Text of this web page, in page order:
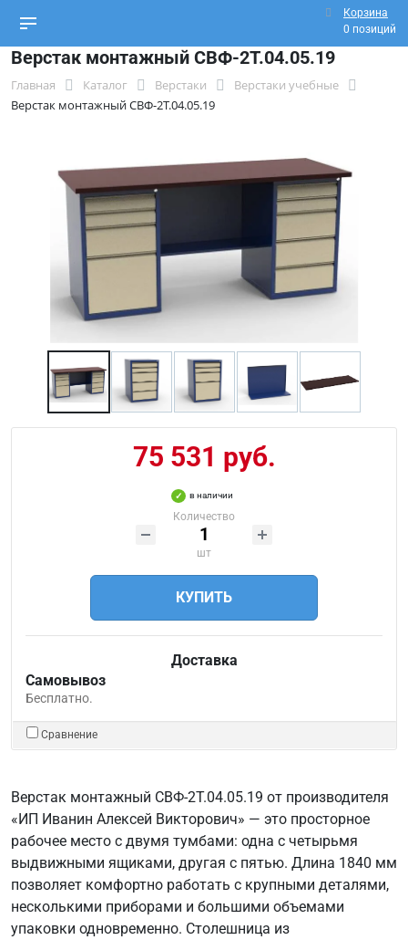
Корзина
0 позиций
Верстак монтажный СВФ-2Т.04.05.19
Главная Каталог Верстаки
Верстаки учебные
Верстак монтажный СВФ-2Т.04.05.19
75 531 руб.
в наличии
Количество
шт
КУПИТЬ
Доставка
Самовывоз
Бесплатно.
Сравнение
Верстак монтажный СВФ-2Т.04.05.19 от производителя
«ИП Иванин Алексей Викторович» — это просторное
рабочее место с двумя тумбами: одна с четырьмя
выдвижными ящиками, другая с пятью. Длина 1840 мм
позволяет комфортно работать с крупными деталями,
несколькими приборами и большими объемами
упаковки одновременно. Столешница из